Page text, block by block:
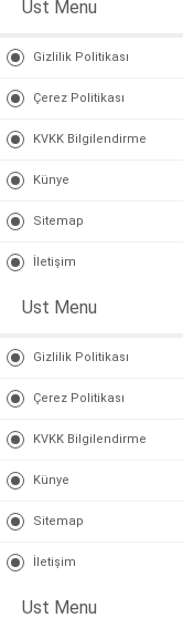
Ust Menu
Gizlilik Politikası
Çerez Politikası
KVKK Bilgilendirme
Künye
Sitemap
İletişim
Ust Menu
Gizlilik Politikası
Çerez Politikası
KVKK Bilgilendirme
Künye
Sitemap
İletişim
Ust Menu